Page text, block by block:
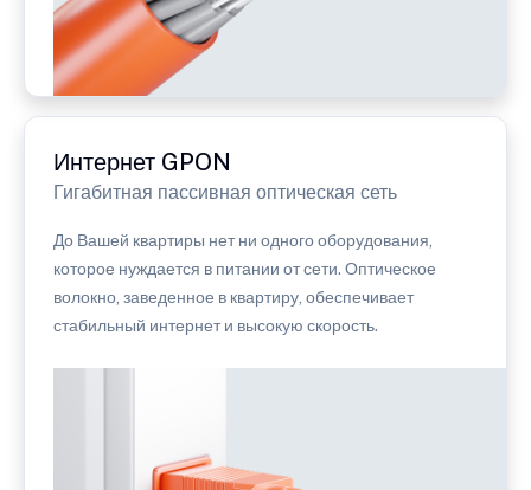
Интернет GPON
Гигабитная пассивная оптическая сеть
До Вашей квартиры нет ни одного оборудования,
которое нуждается в питании от сети. Оптическое
волокно, заведенное в квартиру, обеспечивает
стабильный интернет и высокую скорость.